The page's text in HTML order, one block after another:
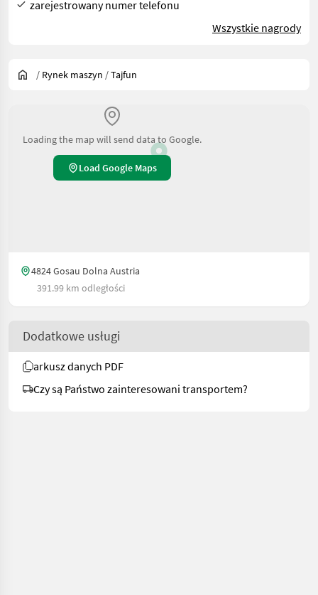
zarejestrowany numer telefonu
Wszystkie nagrody
/ Rynek maszyn /Tajfun
Loading the map will send data to Google.
Load Google Maps
4824 Gosau Dolna Austria
391.99 km odległości
Dodatkowe usługi
arkusz danych PDF
Czy są Państwo zainteresowani transportem?